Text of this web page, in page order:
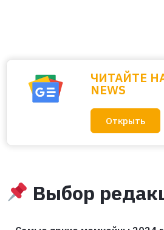
ЧИТАЙТЕ
NEWS
Открыть
Выбор